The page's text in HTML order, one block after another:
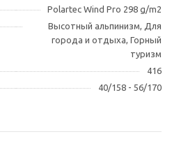
Polartec Wind Pro 298 g/m2
Высотный альпинизм, Для
города и отдыха, Горный
туризм
416
40/158 - 56/170